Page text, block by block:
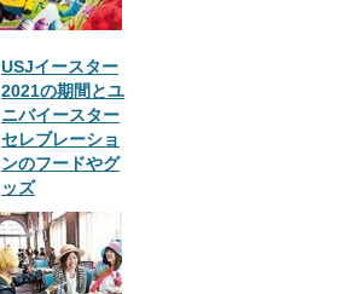
USJイースター
2021の期間とユ
ニバイースター
セレブレーショ
ンのフードやグ
ッズ